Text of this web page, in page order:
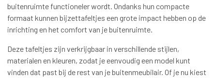
buitenruimte functioneler wordt. Ondanks hun compacte
formaat kunnen bijzettafeltjes een grote impact hebben op de
inrichting en het comfort van je buitenruimte.
Deze tafeltjes zijn verkrijgbaar in verschillende stijlen,
materialen en kleuren, zodat je eenvoudig een model kunt
vinden dat past bij de rest van je buitenmeubilair. Of je nu kiest